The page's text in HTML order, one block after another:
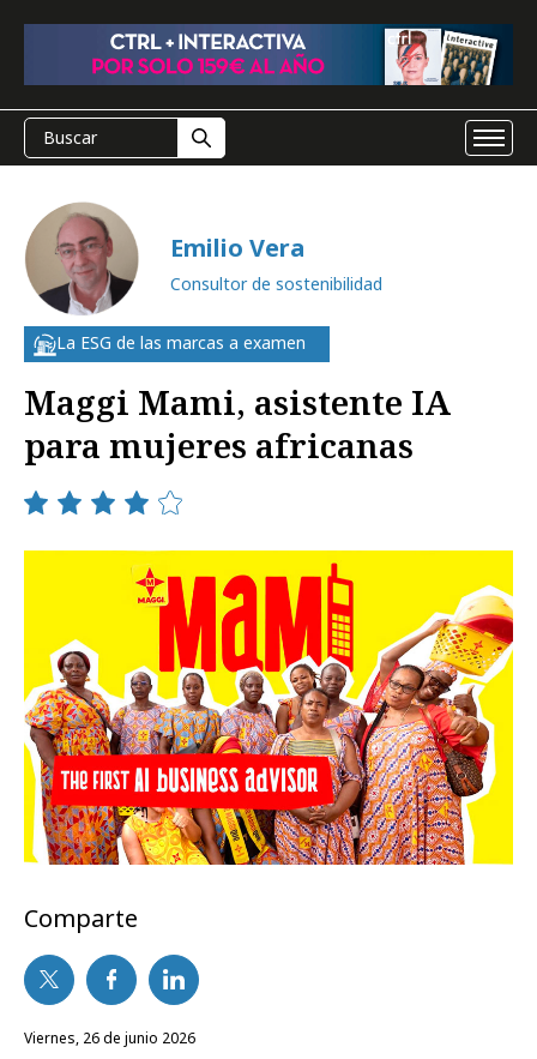
Emilio Vera
Consultor de sostenibilidad
La ESG de las marcas a examen
Maggi Mami, asistente IA
para mujeres africanas
Comparte
viernes, 26 de junio 2026